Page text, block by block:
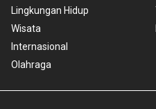
Lingkungan Hidup
Wisata
Internasional
Olahraga